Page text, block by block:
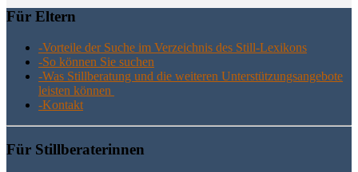
Für Eltern
-Vor­tei­le der Suche im Ver­zeich­nis des Still-Lexikons
-So kön­nen Sie suchen
-Was Still­be­ra­tung und die wei­te­ren Unter­stüt­zungs­an­ge­bo­te
leis­ten können
-Kon­takt
Für Still­be­ra­te­rin­nen